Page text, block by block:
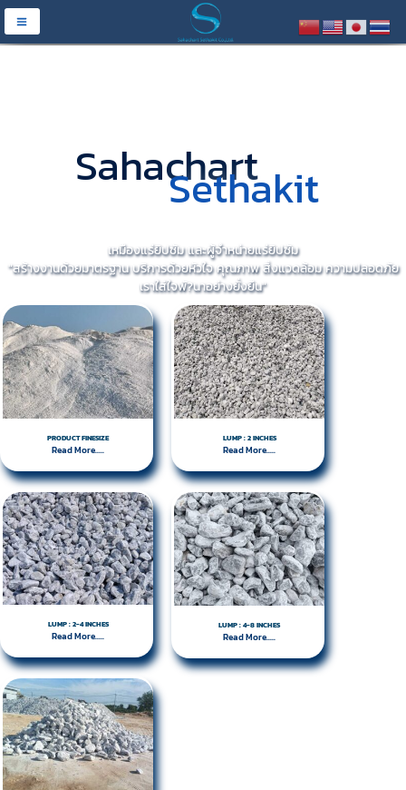
Sahachart
Sethakit
เหมืองแร่ยิปซัม และผู้จำหน่ายแร่ยิปซัม
"สร้างงานด้วยมาตรฐาน บริการด้วยหัวใจ คุณภาพ สิ่งแวดล้อม ความปลอดภัย
เราใส่ใจพั?นาอย่างยั่งยืน"
PRODUCT FINESIZE
Read More.....
LUMP : 2 INCHES
Read More.....
LUMP : 2-4 INCHES
Read More.....
LUMP : 4-8 INCHES
Read More.....